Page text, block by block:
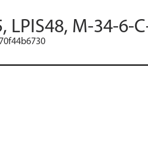
LPIS48, M-34-6-